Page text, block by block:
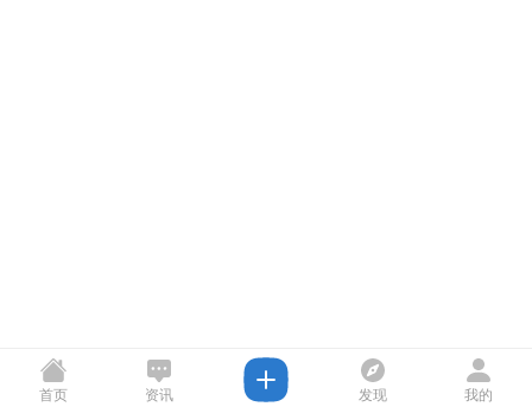
首页 资讯 发现 我的